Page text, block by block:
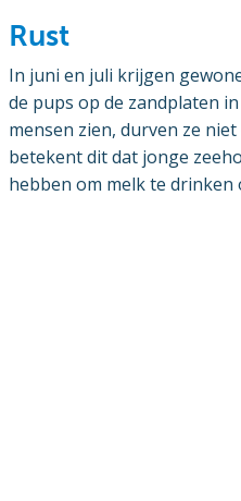
Rust
In juni en juli krijgen
de pups op de zandplaten
mensen zien, durven ze
betekent dit dat jonge
hebben om melk te drinken